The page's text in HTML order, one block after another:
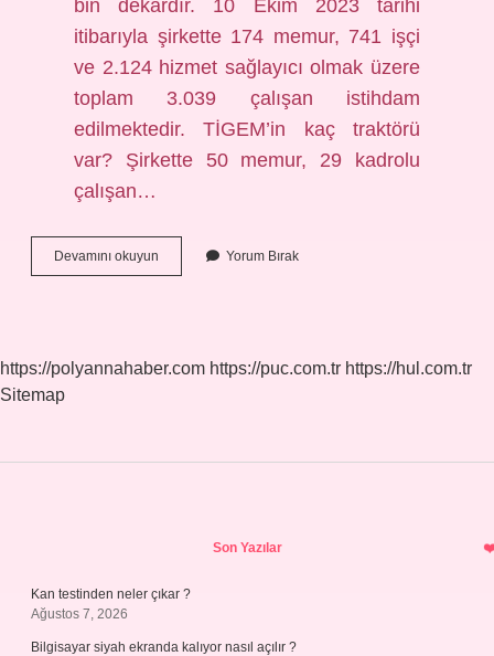
bin dekardır. 10 Ekim 2023 tarihi
itibarıyla şirkette 174 memur, 741 işçi
ve 2.124 hizmet sağlayıcı olmak üzere
toplam 3.039 çalışan istihdam
edilmektedir. TİGEM’in kaç traktörü
var? Şirkette 50 memur, 29 kadrolu
çalışan…
Devamını okuyun Tigemde
Kaç
Yorum Bırak
https://polyannahaber.com https://puc.com.tr https://hul.com.tr
Sitemap
Son Yazılar
Kan testinden neler çıkar ?
Ağustos 7, 2026
Bilgisayar siyah ekranda kalıyor nasıl açılır ?